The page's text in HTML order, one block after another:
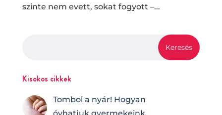
szinte nem evett, sokat fogyott –...
Kisokos cikkek
Tombol a nyár! Hogyan